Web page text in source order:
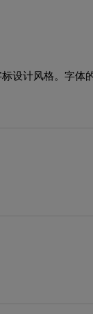
设计风格。字体